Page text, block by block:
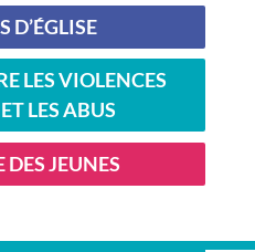
D’ÉGLISE
LES VIOLENCES
LES ABUS
DES JEUNES